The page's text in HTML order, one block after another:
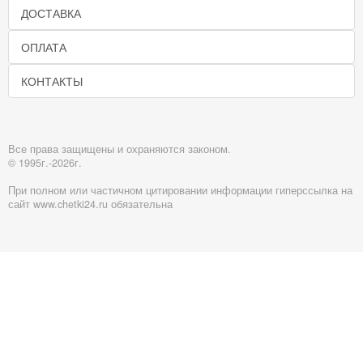
ДОСТАВКА
ОПЛАТА
КОНТАКТЫ
Все права защищены и охраняются законом.
© 1995г.-2026г.
При полном или частичном цитировании информации гиперссылка на
сайт www.chetki24.ru обязательна